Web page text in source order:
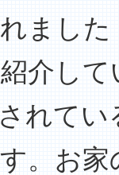
まし
介し
れて
。お